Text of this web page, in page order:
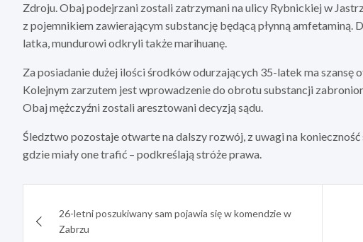
Zdroju. Obaj podejrzani zostali zatrzymani na ulicy Rybnickiej w
z pojemnikiem zawierającym substancję będącą płynną
latka, mundurowi odkryli także marihuanę.
Za posiadanie dużej ilości środków odurzających 35-latek ma
Kolejnym zarzutem jest wprowadzenie do obrotu substancji
Obaj mężczyźni zostali aresztowani decyzją sądu.
Śledztwo pozostaje otwarte na dalszy rozwój, z uwagi na
gdzie miały one trafić – podkreślają stróże prawa.
wpisu26-letni poszukiwany sam pojawia się w komendzie w
Zabrzu